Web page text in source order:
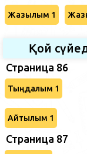
Жазылым 1
Қой
Страница 86
Тыңдалым 1
Айтылым 1
Страница 87